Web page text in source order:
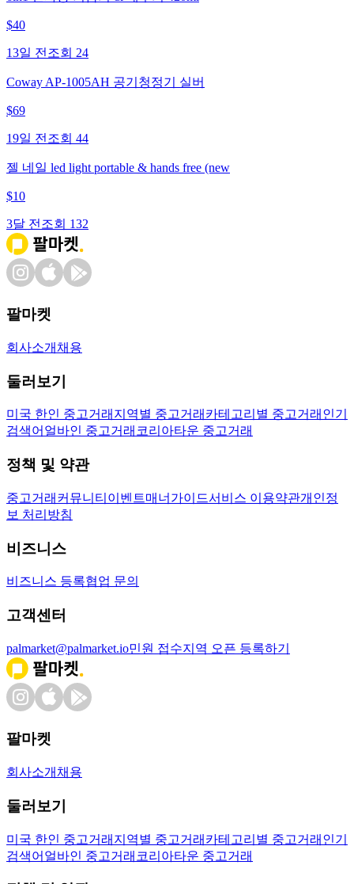
$40
13일 전 조회 24
Coway AP-1005AH 공기청정기 실버
$69
19일 전 조회 44
젤 네일 led light portable & hands free (new
$10
3달 전 조회 132
팔마켓
회사소개 채용
둘러보기
미국 한인 중고거래 지역별 중고거래 카테고리별 중고거래 인기
검색어 얼바인 중고거래 코리아타운 중고거래
정책 및 약관
중고거래 커뮤니티 이벤트매너가이드서비스 이용약관개인정
보 처리방침
비즈니스
비즈니스 등록협업 문의
고객센터
palmarket@palmarket.io민원 접수지역 오픈 등록하기
팔마켓
회사소개 채용
둘러보기
미국 한인 중고거래 지역별 중고거래 카테고리별 중고거래 인기
검색어 얼바인 중고거래 코리아타운 중고거래